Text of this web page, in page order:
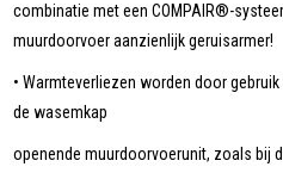
combinatie met een COMPAIR®-
muurdoorvoer aanzienlijk geruisarmer!
• Warmteverliezen worden door
de wasemkap
openende muurdoorvoerunit, zoals bij